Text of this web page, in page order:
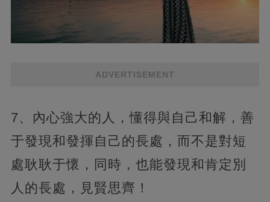
ADVERTISEMENT
7、內心強大的人，懂得與自己和解，善
于發現和發揮自己的長處，而不是對短
處耿耿于懷，同時，也能發現和肯定別
人的長處，見賢思齊！